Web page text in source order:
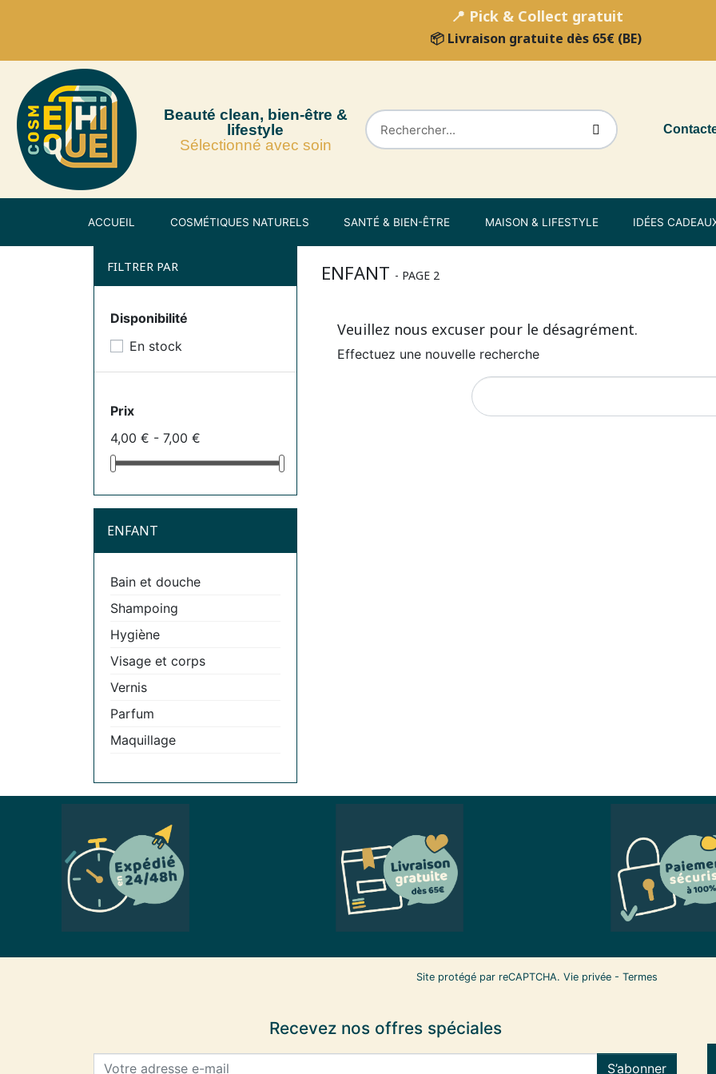
📍 Pick & Collect gratuit
📦 Livraison gratuite dès 65€ (BE)
Beauté clean, bien-être &
lifestyle
Sélectionné avec soin
ACCUEIL COSMÉTIQUES NATURELS SANTÉ & BIEN-ÊTRE MAISON & LIFESTYLE IDÉES
FILTRER PAR
Disponibilité
En stock
Prix
4,00 € - 7,00 €
ENFANT
Bain et douche
Shampoing
Hygiène
Visage et corps
Vernis
Parfum
Maquillage
ENFANT - PAGE 2
Veuillez nous excuser pour le désagrément.
Effectuez une nouvelle recherche
Site protégé par reCAPTCHA. Vie privée - Termes
Recevez nos offres spéciales
S’abonner